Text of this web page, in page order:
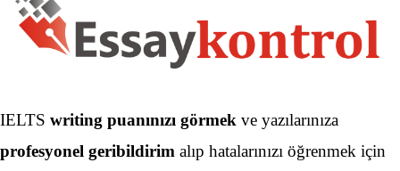
IELTS writing puanınızı görmek ve yazılarınıza
profesyonel geribildirim alıp hatalarınızı öğrenmek için